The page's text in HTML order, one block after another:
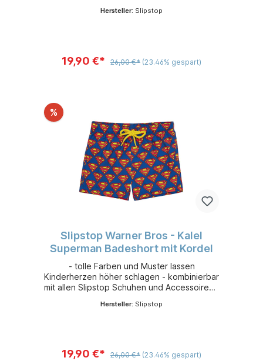
schnelltrocknendem 100 % Polyester -
Hersteller: Slipstop
19,90 €* 26,00 €* (23.46% gespart)
%
Slipstop Warner Bros - Kalel
Superman Badeshort mit Kordel
- tolle Farben und Muster lassen
Kinderherzen höher schlagen - kombinierbar
mit allen Slipstop Schuhen und Accessoires -
schnelltrocknendem 100 % Polyester -
Hersteller: Slipstop
19,90 €* 26,00 €* (23.46% gespart)